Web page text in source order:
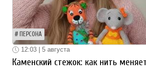
ПЕРСОНА
12:03 | 5 августа
Каменский стежок: как нить